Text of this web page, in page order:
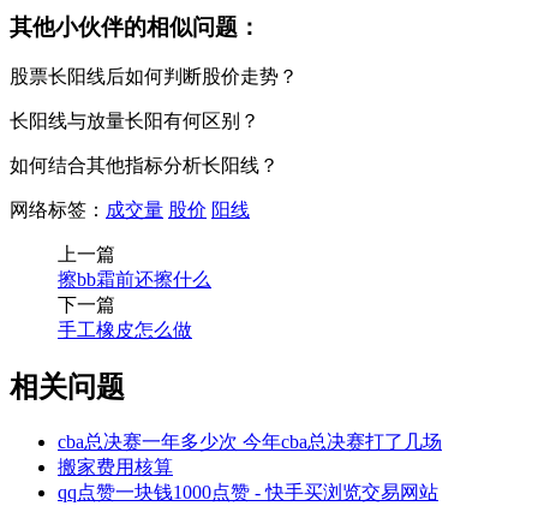
其他小伙伴的相似问题：
股票长阳线后如何判断股价走势？
长阳线与放量长阳有何区别？
如何结合其他指标分析长阳线？
网络标签： 成交量 股价 阳线
上一篇
擦bb霜前还擦什么
下一篇
手工橡皮怎么做
相关问题
cba总决赛一年多少次 今年cba总决赛打了几场
搬家费用核算
qq点赞一块钱1000点赞 - 快手买浏览交易网站